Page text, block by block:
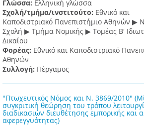
Γλώσσα: Ελληνική γλώσσα
Σχολή/τμήμα/ινστιτούτο: Εθνικό και
Καποδιστριακό Πανεπιστήμιο Αθηνών ▶
Σχολή ▶ Τμήμα Νομικής ▶ Τομέας Β'
Δικαίου
Φορέας: Εθνικό και Καποδιστριακό
Αθηνών
Συλλογή: Πέργαμος
"Πτωχευτικός Νόμος και Ν. 3869/2010"
συγκριτική θεώρηση του τρόπου
διαδικασιών διευθέτησης εμπορικής και
αφερεγγυότητας)